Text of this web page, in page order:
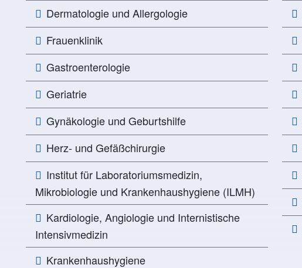
Dermatologie und Allergologie
Frauenklinik
Gastroenterologie
Geriatrie
Gynäkologie und Geburtshilfe
Herz- und Gefäßchirurgie
Institut für Laboratoriumsmedizin,
Mikrobiologie und Krankenhaushygiene (ILMH)
Kardiologie, Angiologie und Internistische
Intensivmedizin
Krankenhaushygiene